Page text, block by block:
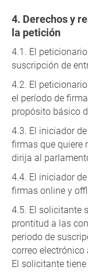
Derechos y
la petición
El
suscripción de
El
el período de
propósito básico
El iniciador
firmas que quiere
dirija al
El iniciador
firmas online y
El solicitante
prontitud a las
periodo de
correo
El solicitante